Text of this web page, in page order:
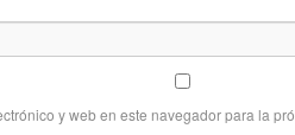
y web en este navegador para la